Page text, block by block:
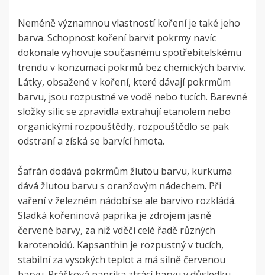
Neméně významnou vlastností koření je také jeho
barva. Schopnost koření barvit pokrmy navíc
dokonale vyhovuje současnému spotřebitelskému
trendu v konzumaci pokrmů bez chemických barviv.
Látky, obsažené v koření, které dávají pokrmům
barvu, jsou rozpustné ve vodě nebo tucích. Barevné
složky silic se zpravidla extrahují etanolem nebo
organickými rozpouštědly, rozpouštědlo se pak
odstraní a získá se barvící hmota.
Šafrán dodává pokrmům žlutou barvu, kurkuma
dává žlutou barvu s oranžovým nádechem. Při
vaření v železném nádobí se ale barvivo rozkládá.
Sladká kořeninová paprika je zdrojem jasně
červené barvy, za niž vděčí celé řadě různých
karotenoidů. Kapsanthin je rozpustný v tucích,
stabilní za vysokých teplot a má silně červenou